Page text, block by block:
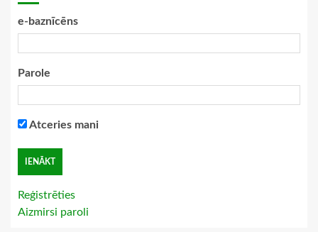
e-baznīcēns
Parole
Atceries mani
Reģistrēties
Aizmirsi paroli